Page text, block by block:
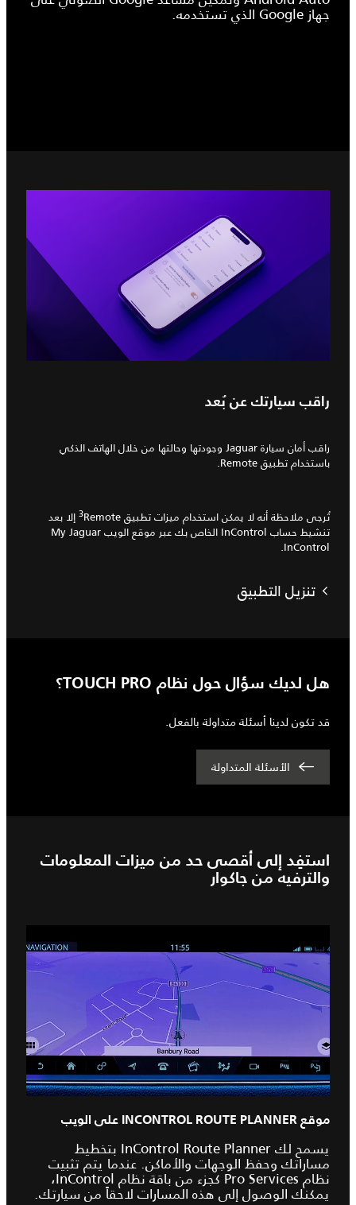
جهاز Google الذي تستخدمه.
راقب سيارتك عن بُعد
راقب أمان سيارة Jaguar وجودتها وحالتها من خلال الهاتف الذكي
باستخدام تطبيق Remote.
تُرجى ملاحظة أنه لا يمكن استخدام ميزات تطبيق Remote‏ 3 إلا بعد
تنشيط حساب InControl الخاص بك عبر موقع الويب My Jaguar
InControl.
تنزيل التطبيق
هل لديك سؤال حول نظام TOUCH PRO؟
قد تكون لدينا أسئلة متداولة بالفعل.
الأسئلة المتداولة
استفِد إلى أقصى حد من ميزات المعلومات
والترفيه من جاكوار
موقع INCONTROL ROUTE PLANNER على الويب
يسمح لك InControl Route Planner بتخطيط
مساراتك وحفظ الوجهات والأماكن. عندما يتم تثبيت
نظام Pro Services كجزء من باقة نظام InControl،
يمكنك الوصول إلى هذه المسارات لاحقاً من سيارتك.